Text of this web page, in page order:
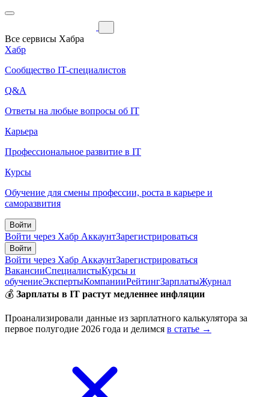
Все сервисы Хабра
Хабр
Сообщество IT-специалистов
Q&A
Ответы на любые вопросы об IT
Карьера
Профессиональное развитие в IT
Курсы
Обучение для смены профессии, роста в карьере и
саморазвития
Войти
Войти через Хабр АккаунтЗарегистрироваться
Войти
Войти через Хабр АккаунтЗарегистрироваться
ВакансииСпециалистыКурсы и
обучениеЭкспертыКомпанииРейтингЗарплатыЖурнал
💰 Зарплаты в IT растут медленнее инфляции
Проанализировали данные из зарплатного калькулятора за
первое полугодие 2026 года и делимся в статье →